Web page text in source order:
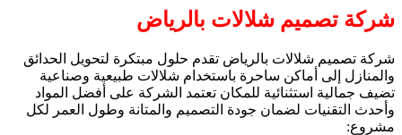
شركة تصميم شلالات بالرياض
شركة تصميم شلالات بالرياض تقدم حلول مبتكرة لتحويل الحدائق
والمنازل إلى أماكن ساحرة باستخدام شلالات طبيعية وصناعية
تضيف جمالية استثنائية للمكان تعتمد الشركة على أفضل المواد
وأحدث التقنيات لضمان جودة التصميم والمتانة وطول العمر لكل
مشروع: